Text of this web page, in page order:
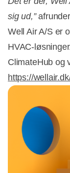
sig ud,”
Well Air A/S er
HVAC-
ClimateHub og
https://